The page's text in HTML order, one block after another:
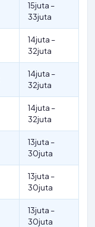
15juta –
33juta
14juta –
32juta
14juta –
32juta
14juta –
32juta
13juta –
30juta
13juta –
30juta
13juta –
30juta